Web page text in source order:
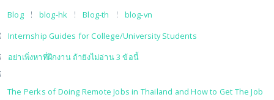
Blog blog-hk Blog-th
blog-vn
Internship Guides for College/University Students
อย่าเพิ่งหาที่ฝึกงาน ถ้ายังไม่อ่าน 3 ข้อนี้
The Perks of Doing Remote Jobs in Thailand and How to Get The Job